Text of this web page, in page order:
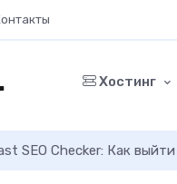
Хостинг
SEO Checker: Как